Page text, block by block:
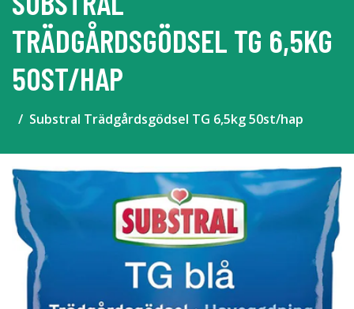
TRÄDGÅRDSGÖDSEL TG 6,5KG
50ST/HAP
Substral Trädgårdsgödsel TG 6,5kg 50st/hap